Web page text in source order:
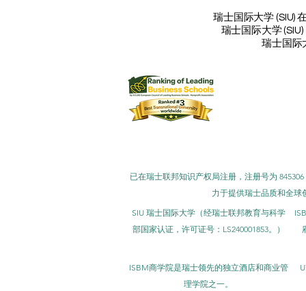
瑞士国际大学 (SIU)
瑞士国际大学 (SIU)
瑞士国际
已在瑞士联邦知识产权局注册，注册号为
力于提供瑞士品质和全球
SIU 瑞士国际大学（经瑞士联邦教育与科学
部国家认证，许可证号：LS240001853。）
ISBM商学院是瑞士领先的独立酒店和商业管
理学院之一。